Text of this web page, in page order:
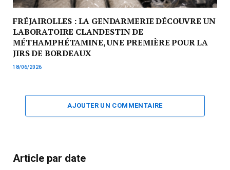
FRÉJAIROLLES : LA GENDARMERIE DÉCOUVRE UN
LABORATOIRE CLANDESTIN DE
MÉTHAMPHÉTAMINE, UNE PREMIÈRE POUR LA
JIRS DE BORDEAUX
18/06/2026
AJOUTER UN COMMENTAIRE
Article par date